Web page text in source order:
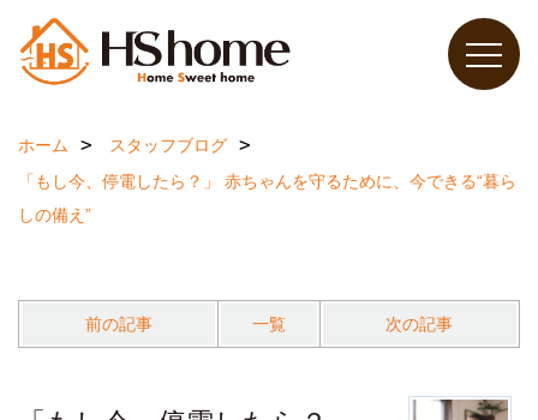
ホーム
スタッフブログ
「もし今、停電したら？」 赤ちゃんを守るために、今できる“暮ら
しの備え”
前の記事 一覧 次の記事